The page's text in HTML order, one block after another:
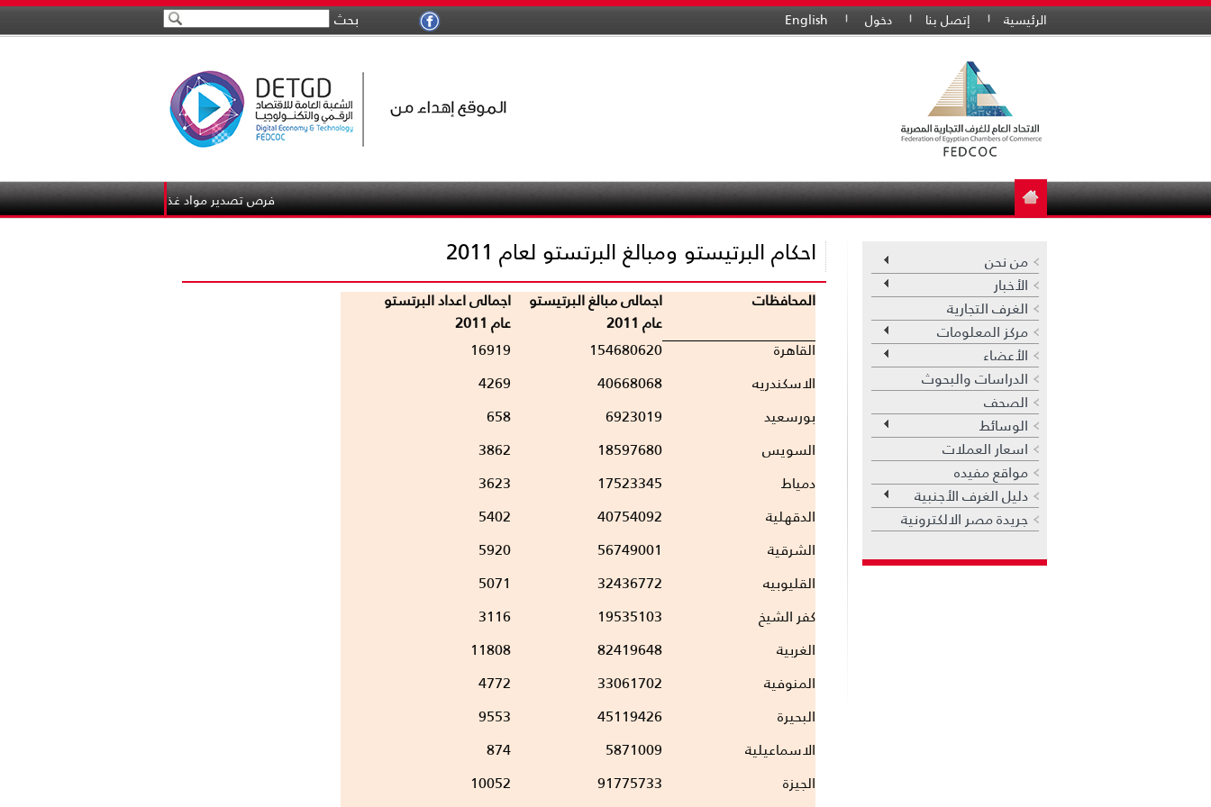
الرئيسية إتصل بنا دخول English بحث
فرص تصدير مواد غذائيه لتجار القاهره الى غانا وماليزيا
احكام البرتيستو ومبالغ البرتستو لعام 2011
المحافظات اجمالى مبالغ البرتيستو
اجمالى اعداد البرتستو
عام 2011
عام 2011
القاهرة
154680620
16919
الاسكندريه
40668068
4269
بورسعيد
6923019
658
السويس
18597680
3862
دمياط
17523345
3623
الدقهلية
40754092
5402
الشرقية
56749001
5920
القليوبيه
32436772
5071
كفر الشيخ
19535103
3116
الغربية
82419648
11808
المنوفية
33061702
4772
البحيرة
45119426
9553
الاسماعيلية
5871009
874
الجيزة
91775733
10052
من نحن
الأخبار
الغرف التجارية
مركز المعلومات
الأعضاء
الدراسات والبحوث
الصحف
الوسائط
اسعار العملات
مواقع مفيده
دليل الغرف الأجنبية
جريدة مصر الالكترونية